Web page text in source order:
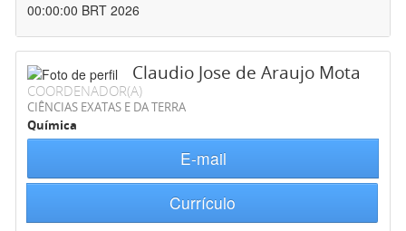
00:00:00 BRT 2026
Claudio Jose de Araujo Mota
COORDENADOR(A)
CIÊNCIAS EXATAS E DA TERRA
Química
E-mail
Currículo